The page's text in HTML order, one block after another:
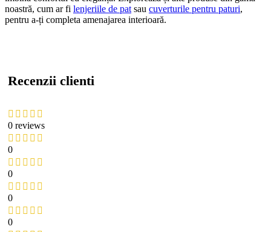
noastră, cum ar fi lenjeriile de pat sau cuverturile pentru paturi,
pentru a-ți completa amenajarea interioară.
Recenzii clienti
0 reviews
0
0
0
0